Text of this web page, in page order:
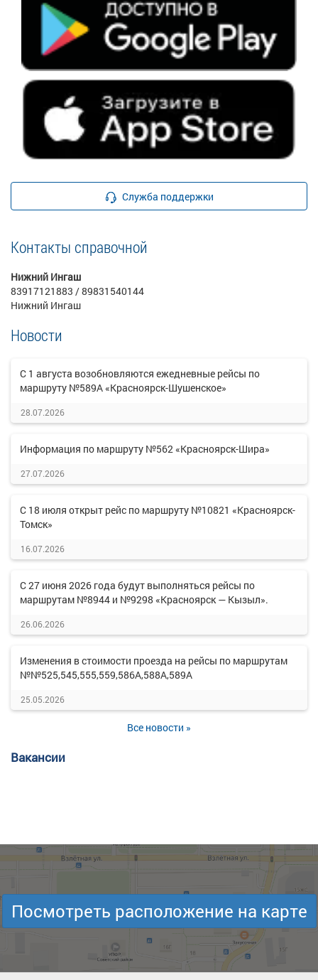
Служба поддержки
Контакты справочной
Нижний Ингаш
83917121883 / 89831540144
Нижний Ингаш
Новости
С 1 августа возобновляются ежедневные рейсы по
маршруту №589А «Красноярск-Шушенское»
28.07.2026
Информация по маршруту №562 «Красноярск-Шира»
27.07.2026
С 18 июля открыт рейс по маршруту №10821 «Красноярск-
Томск»
16.07.2026
С 27 июня 2026 года будут выполняться рейсы по
маршрутам №8944 и №9298 «Красноярск — Кызыл».
26.06.2026
Изменения в стоимости проезда на рейсы по маршрутам
№№525,545,555,559,586А,588А,589А
25.05.2026
Все новости »
Вакансии
Посмотреть расположение на карте